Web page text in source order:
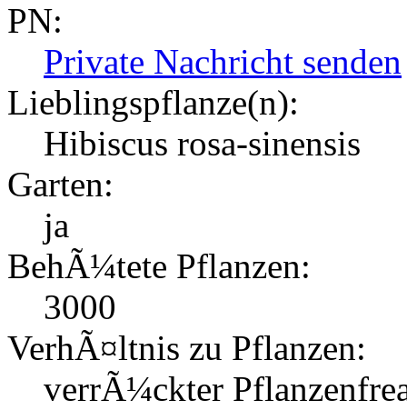
PN:
Private Nachricht senden
Lieblingspflanze(n):
Hibiscus rosa-sinensis
Garten:
ja
BehÃ¼tete Pflanzen:
3000
VerhÃ¤ltnis zu Pflanzen:
verrÃ¼ckter